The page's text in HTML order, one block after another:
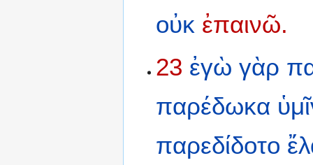
οὐκ ἐπαινῶ.
23 ἐγὼ γὰρ
παρέδωκα
παρεδίδοτο